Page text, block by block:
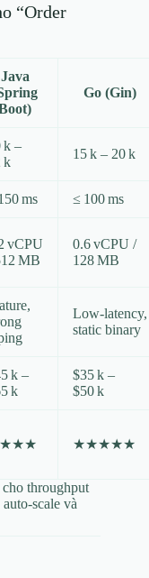
“Order
Java
Go (Gin)
k –
k
15 k – 20 k
ms ≤ 100 ms
vCPU
MB
0.6 vCPU /
128 MB
Low‑latency,
static binary
k –
k
$35 k –
$50 k
★★★★★
cho throughput
và